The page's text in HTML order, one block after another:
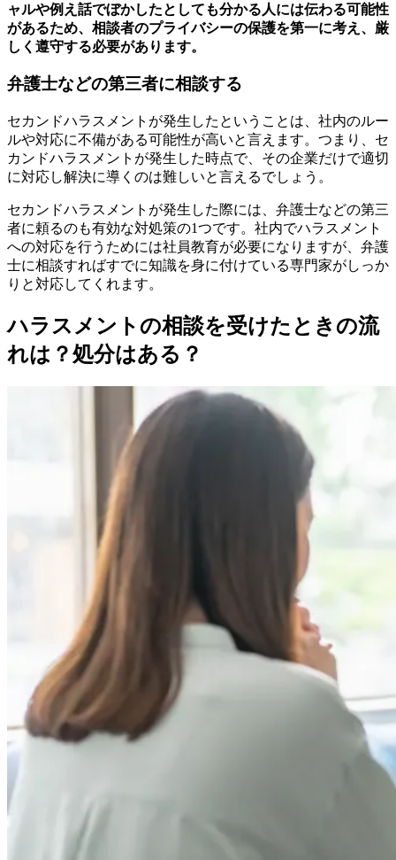
ャルや例え話でぼかしたとしても分かる人には伝わる可能性
があるため、相談者のプライバシーの保護を第一に考え、厳
しく遵守する必要があります。
弁護士などの第三者に相談する
セカンドハラスメントが発生したということは、社内のルー
ルや対応に不備がある可能性が高いと言えます。つまり、セ
カンドハラスメントが発生した時点で、その企業だけで適切
に対応し解決に導くのは難しいと言えるでしょう。
セカンドハラスメントが発生した際には、弁護士などの第三
者に頼るのも有効な対処策の1つです。社内でハラスメント
への対応を行うためには社員教育が必要になりますが、弁護
士に相談すればすでに知識を身に付けている専門家がしっか
りと対応してくれます。
ハラスメントの相談を受けたときの流
れは？処分はある？